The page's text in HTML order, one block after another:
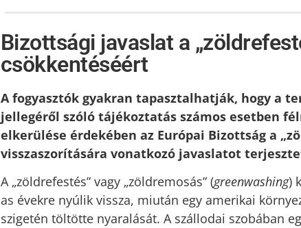
Bizottsági javaslat a
csökkentéséért
A fogyasztók gyakran tapasztalhatják, hogy a
jellegéről szóló tájékoztatás számos esetben
elkerülése érdekében az Európai Bizottság a
visszaszorítására vonatkozó javaslatot
A „zöldrefestés” vagy „zöldremosás” (greenwashing)
as évekre nyúlik vissza, miután egy amerikai
szigetén töltötte nyaralását. A szállodai szobában